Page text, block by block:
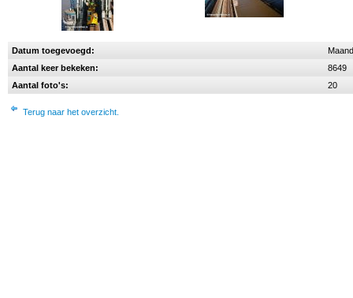
Datum toegevoegd:
Aantal keer bekeken:
8649
Aantal foto's:
20
Terug naar het overzicht.